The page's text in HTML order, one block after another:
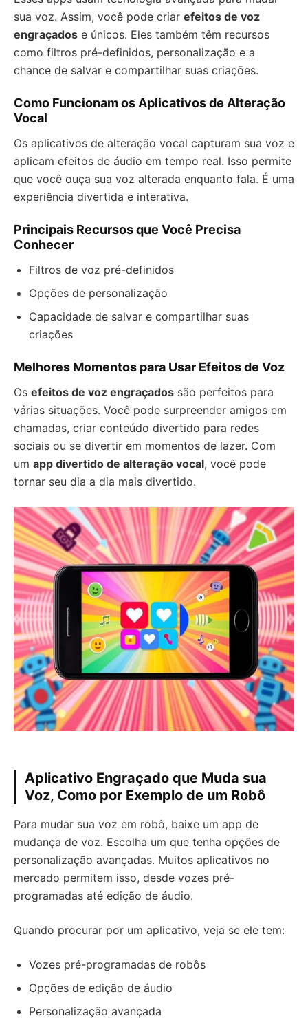
sua voz. Assim, você pode criar efeitos de voz
engraçados e únicos. Eles também têm recursos
como filtros pré-definidos, personalização e a
chance de salvar e compartilhar suas criações.
Como Funcionam os Aplicativos de Alteração
Vocal
Os aplicativos de alteração vocal capturam sua voz e
aplicam efeitos de áudio em tempo real. Isso permite
que você ouça sua voz alterada enquanto fala. É uma
experiência divertida e interativa.
Principais Recursos que Você Precisa
Conhecer
Filtros de voz pré-definidos
Opções de personalização
Capacidade de salvar e compartilhar suas
criações
Melhores Momentos para Usar Efeitos de Voz
Os efeitos de voz engraçados são perfeitos para
várias situações. Você pode surpreender amigos em
chamadas, criar conteúdo divertido para redes
sociais ou se divertir em momentos de lazer. Com
um app divertido de alteração vocal, você pode
tornar seu dia a dia mais divertido.
Aplicativo Engraçado que Muda sua
Voz, Como por Exemplo de um Robô
Para mudar sua voz em robô, baixe um app de
mudança de voz. Escolha um que tenha opções de
personalização avançadas. Muitos aplicativos no
mercado permitem isso, desde vozes pré-
programadas até edição de áudio.
Quando procurar por um aplicativo, veja se ele tem:
Vozes pré-programadas de robôs
Opções de edição de áudio
Personalização avançada